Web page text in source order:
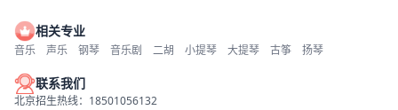
相关专业
音乐 声乐 钢琴 音乐剧 二胡 小提琴 大提琴 古筝 扬琴
联系我们
北京招生热线：18501056132